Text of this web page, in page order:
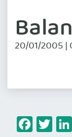
20/01/2005 |